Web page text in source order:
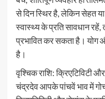
से दिन स्थिर है, लेकिन सेहत
स्वास्थ्य के प्रति सावधान रहें,
प्रभावित कर सकता है।
है।
वृश्चिक राशि: क्रिएटिविटी
चंद्रदेव आपके पांचवें भाव में